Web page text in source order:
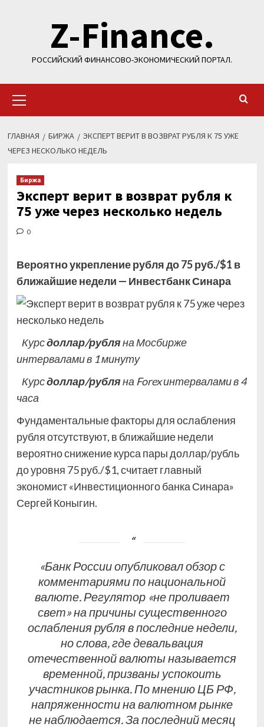
содержимомуZ-Finance.
РОССИЙСКИЙ ФИНАНСОВО-ЭКОНОМИЧЕСКИЙ ПОРТАЛ.
меню
ГЛАВНАЯ БИРЖА
ЭКСПЕРТ ВЕРИТ В ВОЗВРАТ РУБЛЯ К 75 УЖЕ
ЧЕРЕЗ НЕСКОЛЬКО НЕДЕЛЬ
Биржа
Эксперт верит в возврат рубля к
75 уже через несколько недель
0
Вероятно укрепление рубля до 75 руб./$1 в
ближайшие недели — Инвестбанк Синара
Курсдоллар/рубляна Мосбирже
интервалами в 1 минуту
Курсдоллар/рубляна Forex интервалами в 4
часа
Фундаментальные факторы для ослабления
рубля отсутствуют, в ближайшие недели
вероятно снижение курса пары доллар/рубль
до уровня 75 руб./$1, считает главный
экономист «Инвестиционного банка Синара»
Сергей Коныгин.
«Банк России опубликовал обзор с
комментариями по национальной
валюте. Регулятор «не проливает
свет» на причины существенного
ослабления рубля в последние недели,
но слова, где девальвация
отечественной валюты называется
временной, призваны успокоить
участников рынка. По мнению ЦБ РФ,
напряженности на валютном рынке
не наблюдается. За последний месяц